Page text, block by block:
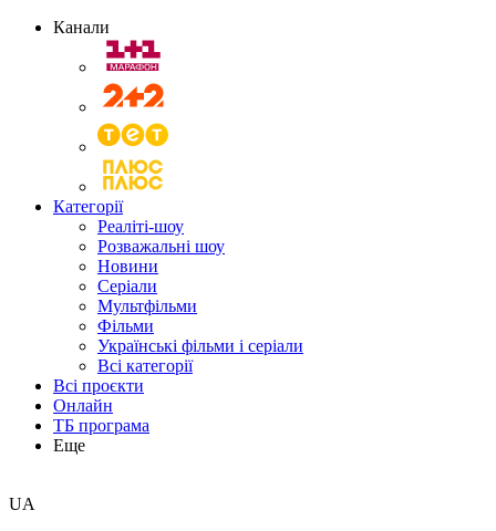
Канали
Категорії
Реаліті-шоу
Розважальні шоу
Новини
Серіали
Мультфільми
Фільми
Українські фільми і серіали
Всі категорії
Всі проєкти
Онлайн
ТБ програма
Еще
UA